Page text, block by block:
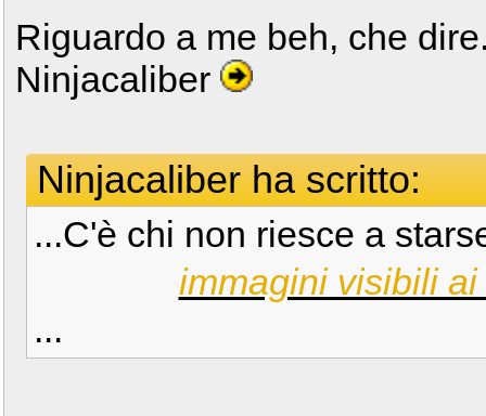
Riguardo a me beh, che
Ninjacaliber
Ninjacaliber ha scritto:
...C'è chi non riesce a
immagini visibili
...